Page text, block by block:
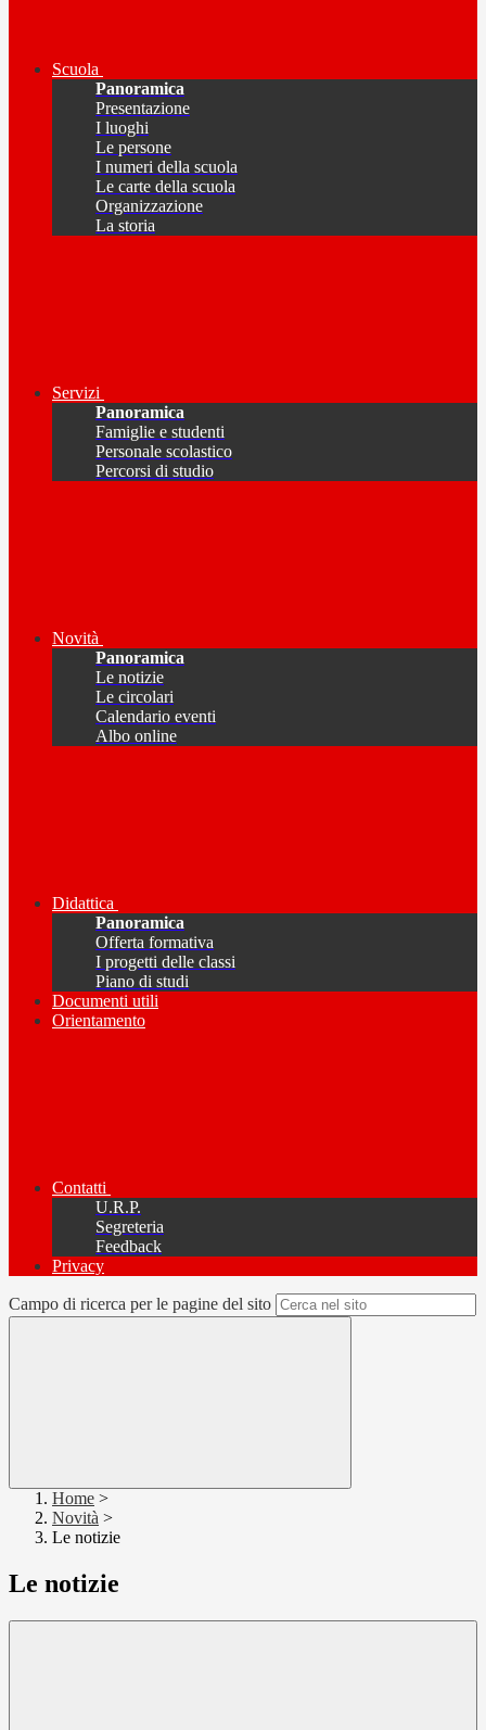
Scuola
Panoramica
Presentazione
I luoghi
Le persone
I numeri della scuola
Le carte della scuola
Organizzazione
La storia
Servizi
Panoramica
Famiglie e studenti
Personale scolastico
Percorsi di studio
Novità
Panoramica
Le notizie
Le circolari
Calendario eventi
Albo online
Didattica
Panoramica
Offerta formativa
I progetti delle classi
Piano di studi
Documenti utili
Orientamento
Contatti
U.R.P.
Segreteria
Feedback
Privacy
Campo di ricerca per le pagine del sito
Home >
Novità >
Le notizie
Le notizie